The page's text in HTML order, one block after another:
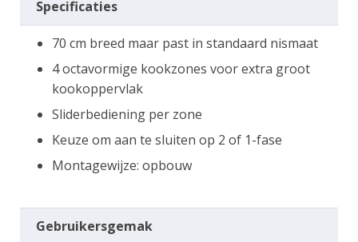
Specificaties
70 cm breed maar past in standaard nismaat
4 octavormige kookzones voor extra groot
kookoppervlak
Sliderbediening per zone
Keuze om aan te sluiten op 2 of 1-fase
Montagewijze: opbouw
Gebruikersgemak